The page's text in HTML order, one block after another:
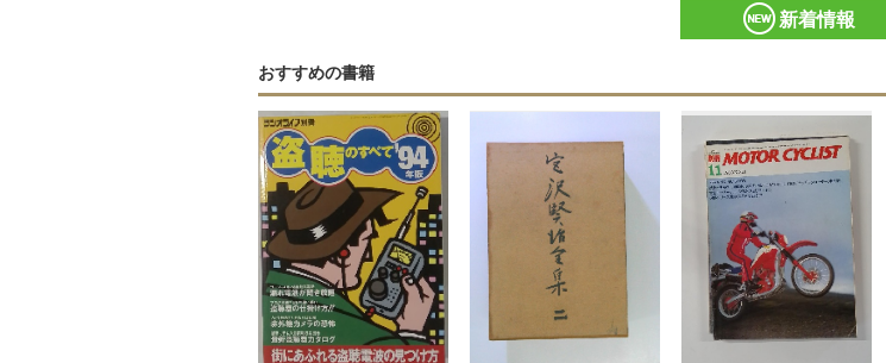
新着情報
おすすめの書籍